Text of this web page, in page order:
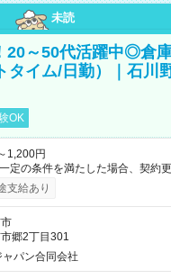
未読
20～50代活躍中◎倉
タイム/日勤）｜石川
OK
1,200円
定の条件を満たした場合、契約
■正社員登用制度あり ※月末締/翌
※時間外手当、別途支給 ※深夜割
して働けます！ 【試用期間】試用期間
長さ：1週間 雇用形態、給与は
支給あり
郷2丁目301
パン合同会社